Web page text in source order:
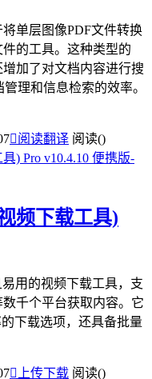
单层图像PDF文件转换
的工具。这种类型的
加了对文档内容进行搜
理和信息检索的效率。
阅读翻译 阅读()
频下载工具)
用的视频下载工具，支
数千个平台获取内容。它
下载选项，还具备批量
上传下载 阅读()